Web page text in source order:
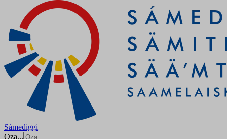
Sámediggi
Oza...